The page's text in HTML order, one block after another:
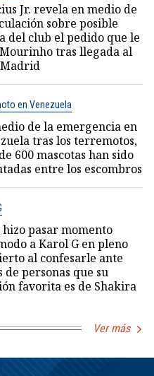
Jr. revela en medio de
sobre posible
del club el pedido que le
tras llegada al
en Venezuela
de la emergencia en
tras los terremotos,
600 mascotas han sido
entre los escombros
pasar momento
a Karol G en pleno
al confesarle ante
de personas que su
favorita es de Shakira
Ver más